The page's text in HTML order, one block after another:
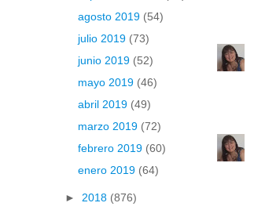
agosto 2019 (54)
julio 2019 (73)
junio 2019 (52)
mayo 2019 (46)
abril 2019 (49)
marzo 2019 (72)
febrero 2019 (60)
enero 2019 (64)
► 2018 (876)